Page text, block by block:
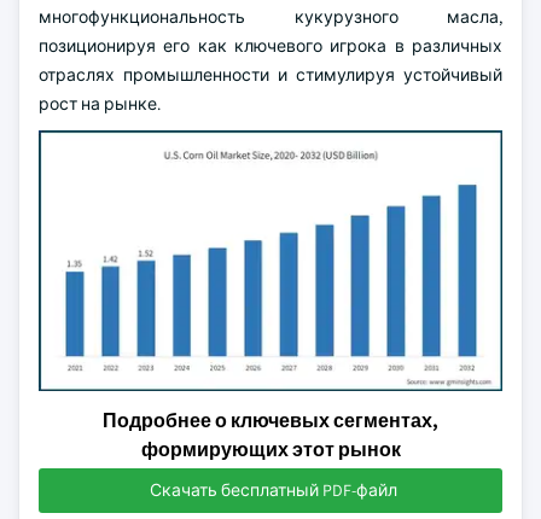
многофункциональность кукурузного масла,
позиционируя его как ключевого игрока в различных
отраслях промышленности и стимулируя устойчивый
рост на рынке.
Подробнее о ключевых сегментах,
формирующих этот рынок
Скачать бесплатный PDF-файл